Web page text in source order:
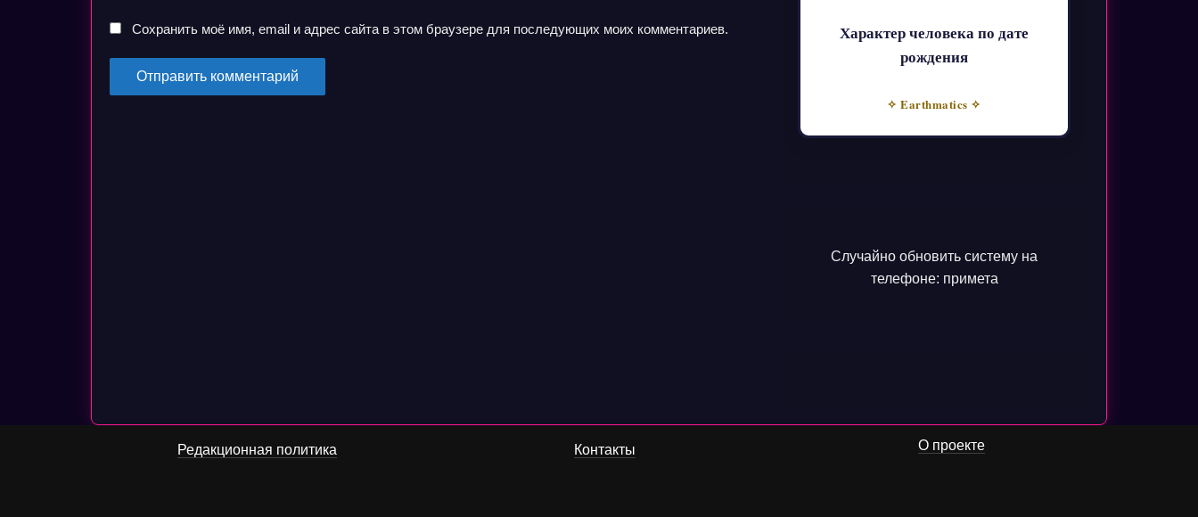
Сохранить моё имя, email и адрес сайта в этом браузере для последующих моих комментариев.
Характер человека по дате
рождения
✧ Earthmatics ✧
Случайно обновить систему на
телефоне: примета
Редакционная политика Контакты О проекте